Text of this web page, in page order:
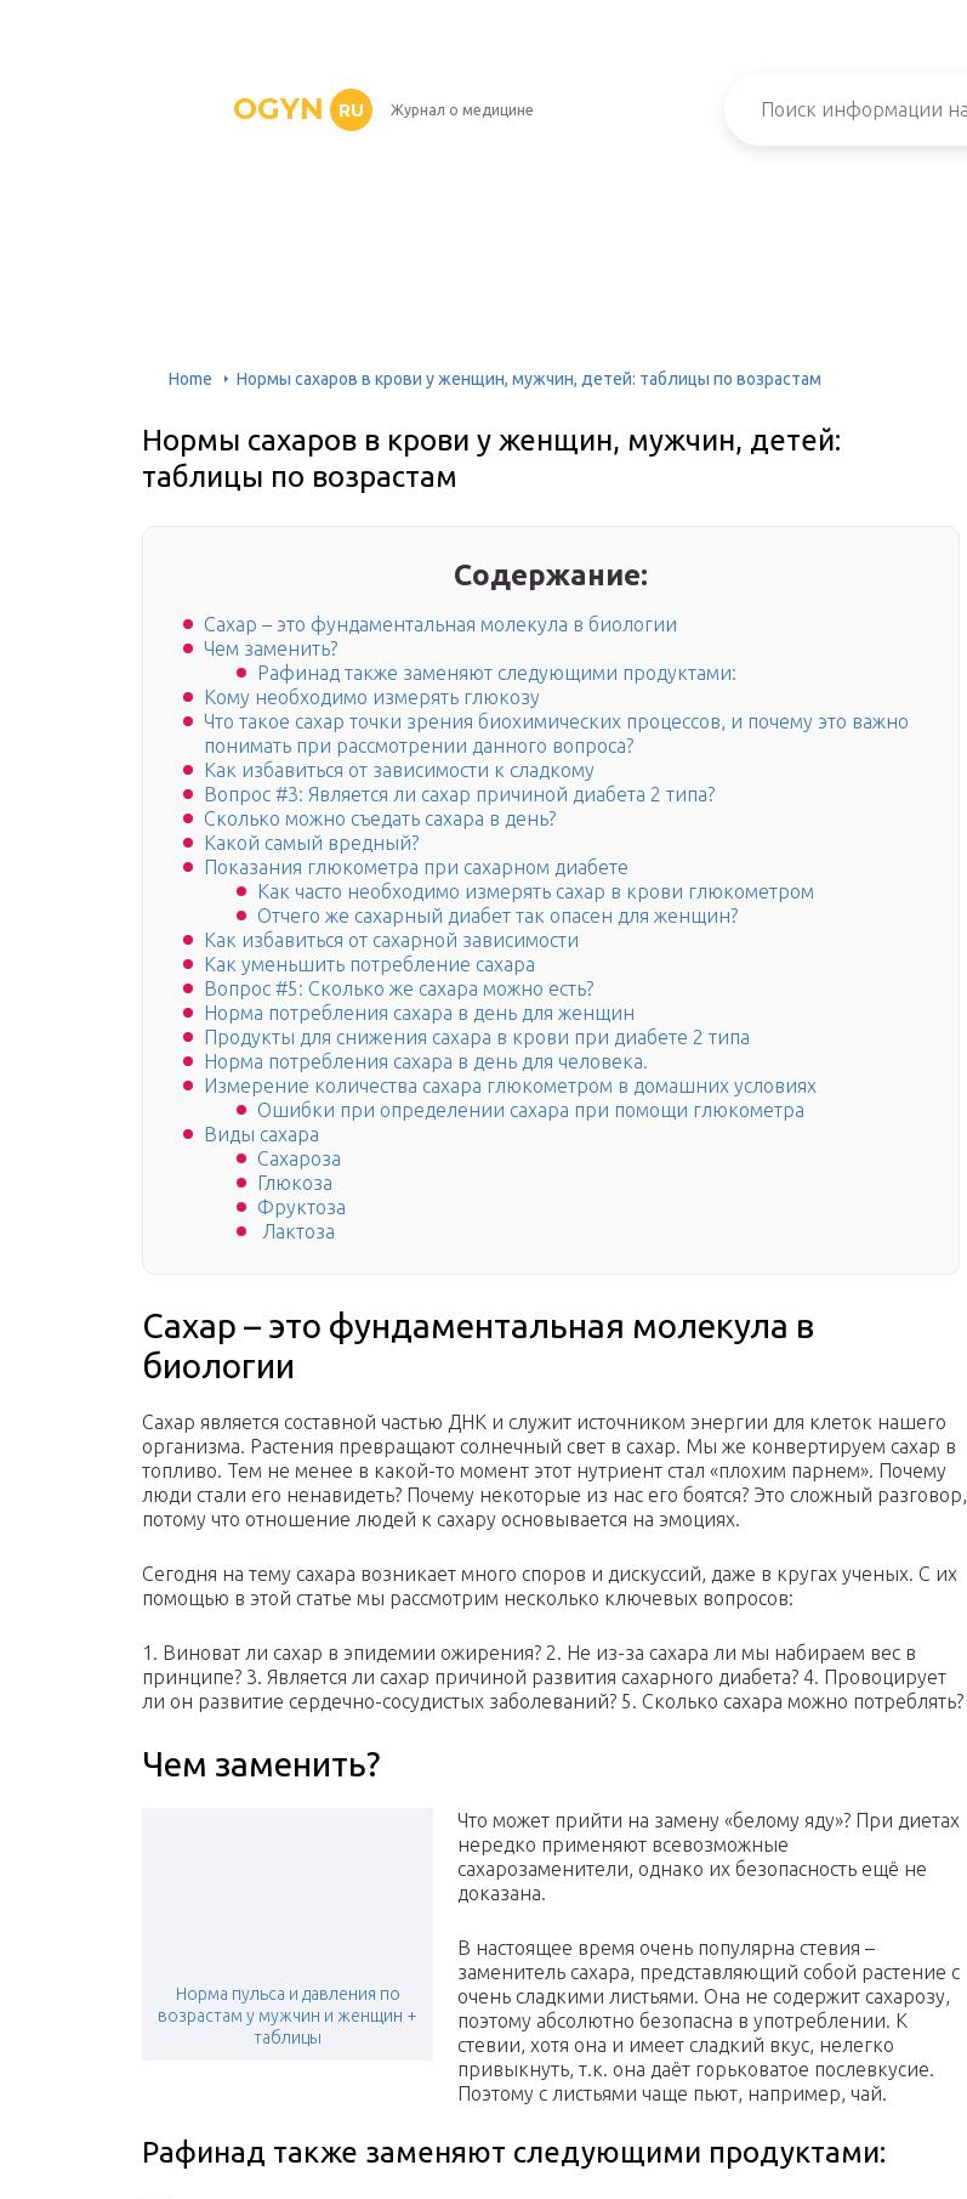
OGYN RU Журнал о медицине
Home Нормы сахаров в крови у женщин, мужчин, детей: таблицы по возрастам
Нормы сахаров в крови у женщин, мужчин, детей:
таблицы по возрастам
Содержание:
Сахар – это фундаментальная молекула в биологии
Чем заменить?
Рафинад также заменяют следующими продуктами:
Кому необходимо измерять глюкозу
Что такое сахар точки зрения биохимических процессов, и почему это важно
понимать при рассмотрении данного вопроса?
Как избавиться от зависимости к сладкому
Вопрос #3: Является ли сахар причиной диабета 2 типа?
Сколько можно съедать сахара в день?
Какой самый вредный?
Показания глюкометра при сахарном диабете
Как часто необходимо измерять сахар в крови глюкометром
Отчего же сахарный диабет так опасен для женщин?
Как избавиться от сахарной зависимости
Как уменьшить потребление сахара
Вопрос #5: Сколько же сахара можно есть?
Норма потребления сахара в день для женщин
Продукты для снижения сахара в крови при диабете 2 типа
Норма потребления сахара в день для человека.
Измерение количества сахара глюкометром в домашних условиях
Ошибки при определении сахара при помощи глюкометра
Виды сахара
Сахароза
Глюкоза
Фруктоза
Лактоза
Сахар – это фундаментальная молекула в
биологии
Сахар является составной частью ДНК и служит источником энергии для клеток нашего
организма. Растения превращают солнечный свет в сахар. Мы же конвертируем сахар в
топливо. Тем не менее в какой-то момент этот нутриент стал «плохим парнем». Почему
люди стали его ненавидеть? Почему некоторые из нас его боятся? Это сложный разговор,
потому что отношение людей к сахару основывается на эмоциях.
Сегодня на тему сахара возникает много споров и дискуссий, даже в кругах ученых. С их
помощью в этой статье мы рассмотрим несколько ключевых вопросов:
1. Виноват ли сахар в эпидемии ожирения? 2. Не из-за сахара ли мы набираем вес в
принципе? 3. Является ли сахар причиной развития сахарного диабета? 4. Провоцирует
ли он развитие сердечно-сосудистых заболеваний? 5. Сколько сахара можно потреблять?
Чем заменить?
Норма пульса и давления по
возрастам у мужчин и женщин +
таблицы
Что может прийти на замену «белому яду»? При диетах
нередко применяют всевозможные
сахарозаменители, однако их безопасность ещё не
доказана.
В настоящее время очень популярна стевия –
заменитель сахара, представляющий собой растение с
очень сладкими листьями. Она не содержит сахарозу,
поэтому абсолютно безопасна в употреблении. К
стевии, хотя она и имеет сладкий вкус, нелегко
привыкнуть, т.к. она даёт горьковатое послевкусие.
Поэтому с листьями чаще пьют, например, чай.
Рафинад также заменяют следующими продуктами: